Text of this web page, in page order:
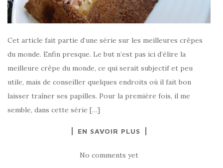
Cet article fait partie d’une série sur les meilleures crêpes
du monde. Enfin presque. Le but n’est pas ici d’élire la
meilleure crêpe du monde, ce qui serait subjectif et peu
utile, mais de conseiller quelques endroits où il fait bon
laisser traîner ses papilles. Pour la première fois, il me
semble, dans cette série […]
EN SAVOIR PLUS
No comments yet